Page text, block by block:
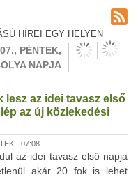
HÍREI EGY HELYEN
PÉNTEK,
NAPJA
lesz az idei tavasz első
az új közlekedési
- 07:08
az idei tavasz első napja
akár 20 fok is lehet